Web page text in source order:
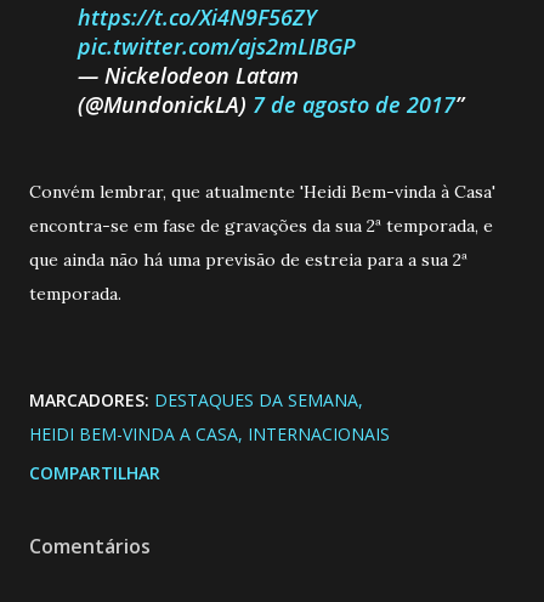
https://t.co/Xi4N9F56ZY
pic.twitter.com/ajs2mLIBGP
— Nickelodeon Latam
(@MundonickLA) 7 de agosto de 2017
Convém lembrar, que atualmente 'Heidi Bem-vinda à Casa'
encontra-se em fase de gravações da sua 2ª temporada, e
que ainda não há uma previsão de estreia para a sua 2ª
temporada.
MARCADORES: DESTAQUES DA SEMANA
HEIDI BEM-VINDA A CASA INTERNACIONAIS
COMPARTILHAR
Comentários